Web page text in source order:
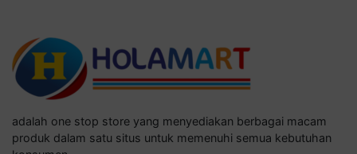
adalah one stop store yang menyediakan berbagai macam
produk dalam satu situs untuk memenuhi semua kebutuhan